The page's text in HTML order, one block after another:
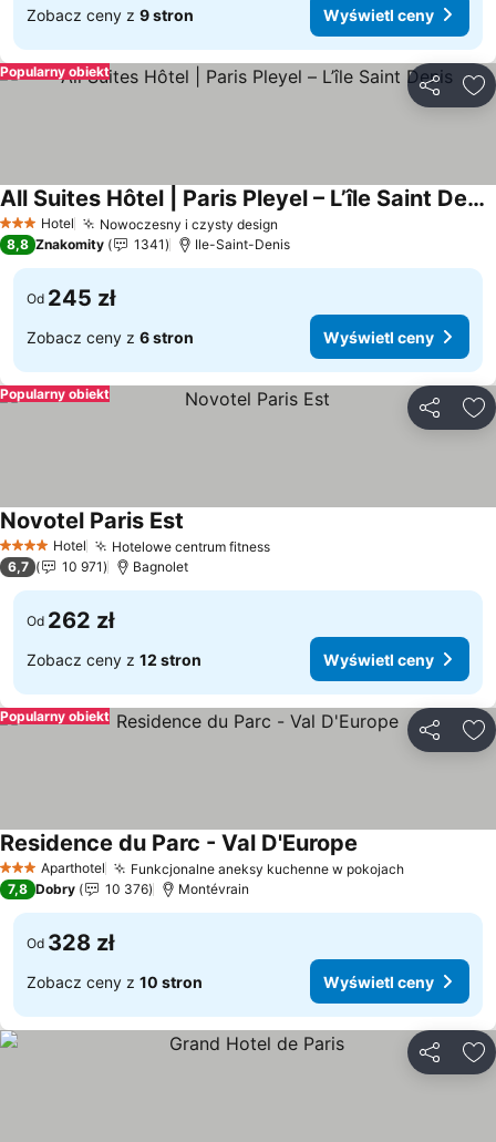
Zobacz ceny z 9 stron Wyświetl ceny
Popularny obiekt
3 Kategoria
Hotel Nowoczesny i czysty design
All Suites Hôtel | Paris Pleyel – L’île Saint Denis
Wyświetl ceny
8,8 Znakomity 1341 Ile-Saint-Denis
Od 245 zł
Zobacz ceny z 6 stron Wyświetl ceny
Popularny obiekt
4 KategoriaHotel Hotelowe centrum fitnessWyświetl ceny
Novotel Paris Est
6,7 10 971 Bagnolet
Od 262 zł
Zobacz ceny z 12 stron Wyświetl ceny
Popularny obiekt
3 KategoriaAparthotel Funkcjonalne aneksy kuchenne w pokojachWyświetl
Residence du Parc - Val D'Europe
7,8 Dobry 10 376 Montévrain
Od 328 zł
Zobacz ceny z 10 stron Wyświetl ceny